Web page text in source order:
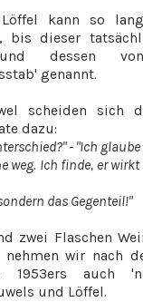
Löffel kann so
bis dieser
dessen
genannt.
scheiden sich
dazu:
- "Ich
weg. Ich finde, er wirkt
das Gegenteil!"
zwei Flaschen
wir nach
1953ers auch
und Löffel.